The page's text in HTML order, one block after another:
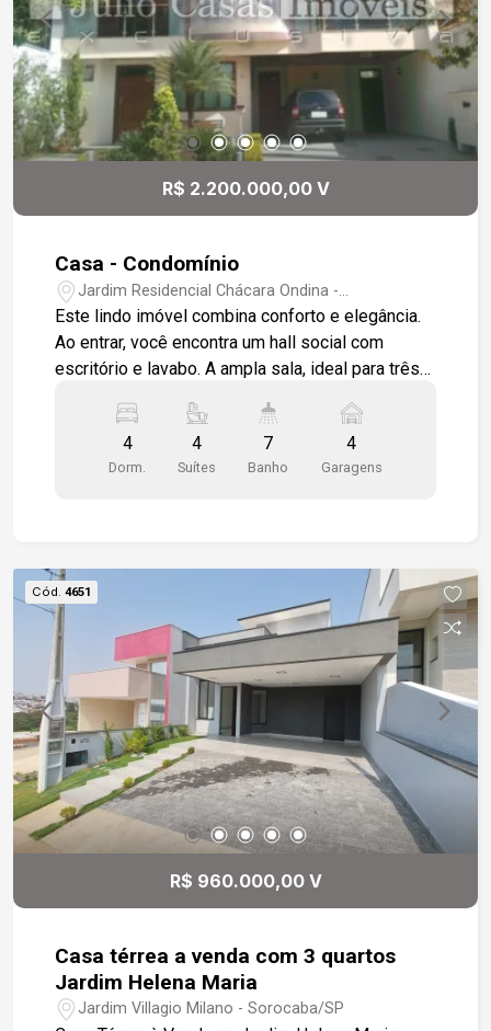
R$ 2.200.000,00 V
Casa - Condomínio
Jardim Residencial Chácara Ondina -
Sorocaba/SP
Este lindo imóvel combina conforto e elegância.
Ao entrar, você encontra um hall social com
escritório e lavabo. A ampla sala, ideal para três
com sanca em gesso e belos lustres. A cozinha
grande, equipada com armários, é perfeita para
quem gosta de cozinhar, e a área gourmet com
um deck privativo. No segundo piso, um
espaçoso sótão serve como salão para festas
ou atividades. Com acabamentos em madeira,
granito e mármore, o imóvel também possui
aquecimento solar e piscina aquecida a gás.
Venha conhecer este lar que une estilo e
funcionalidade!
4
Dorm.
4
Suítes
7
Banho
4
Garagens
Cód. 4651
R$ 960.000,00 V
Casa térrea a venda com 3 quartos
Jardim Helena Maria
Jardim Villagio Milano - Sorocaba/SP